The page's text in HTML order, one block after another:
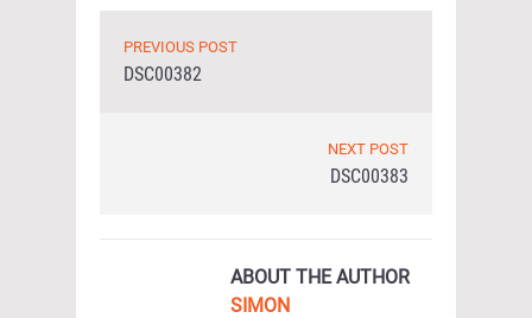
PREVIOUS POST
DSC00382
NEXT POST
DSC00383
ABOUT THE AUTHOR
SIMON